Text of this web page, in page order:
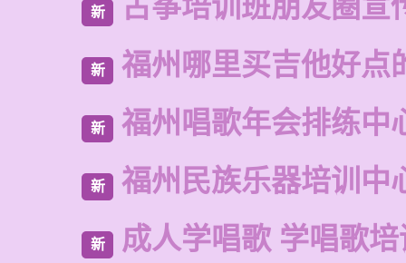
新 古筝培训班朋友圈宣
新 福州哪里买吉他好点
新 福州唱歌年会排练中
新 福州民族乐器培训中
新 成人学唱歌 学唱歌